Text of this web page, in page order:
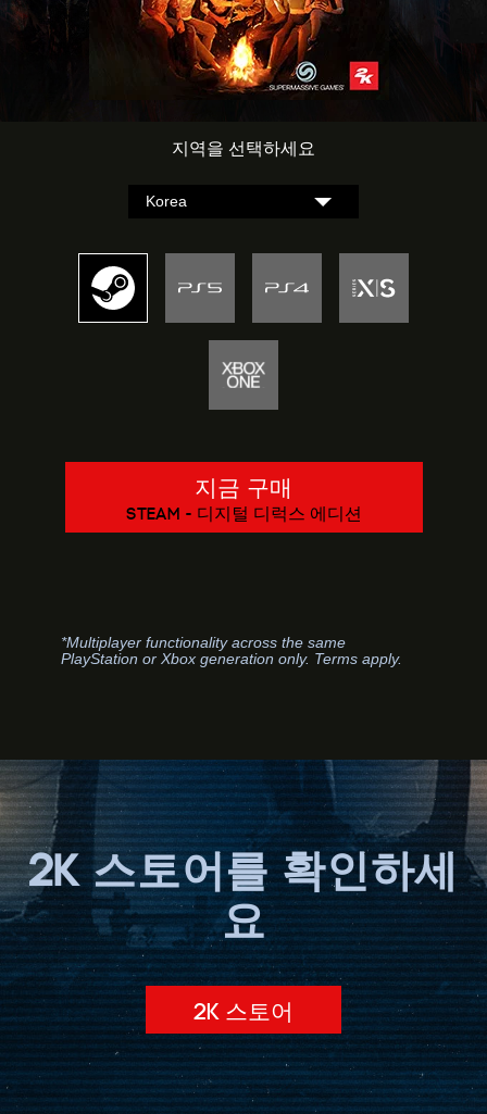
지역을 선택하세요
지금 구매
STEAM - 디지털 디럭스 에디션
*Multiplayer functionality across the same
PlayStation or Xbox generation only. Terms apply.
2K 스토어를 확인하세
요
2K 스토어